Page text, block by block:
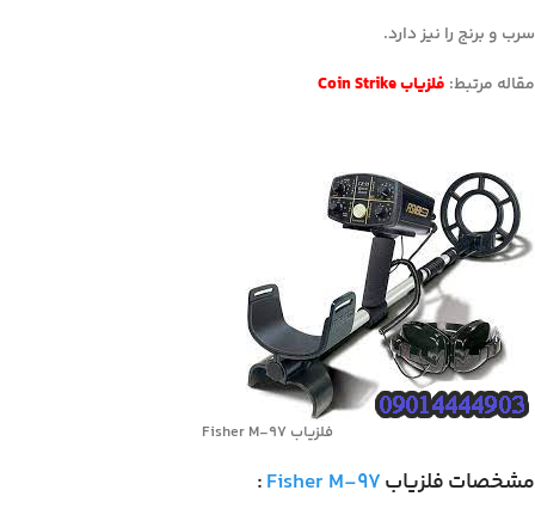
سرب و برنج را نیز دارد.
مقاله مرتبط: فلزیاب Coin Strike
فلزیاب Fisher M-97
مشخصاتفلزیاب :